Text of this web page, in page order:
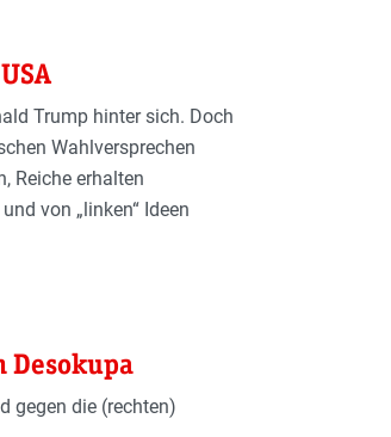
Trump hinter sich. Doch
Wahlversprechen
Reiche erhalten
von „linken“ Ideen
Desokupa
gegen die (rechten)